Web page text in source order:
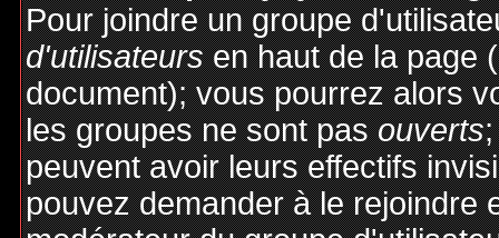
Pour joindre un groupe
d'utilisateursen haut de la page
document); vous pourrez alors
les groupes ne sont pasouverts
peuvent avoir leurs effectifs
pouvez demander à le rejoindre